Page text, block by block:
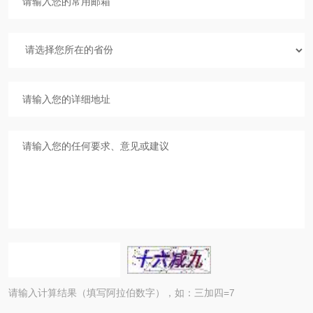
请输入计算结果（填写阿拉伯数字），如：三加四=7